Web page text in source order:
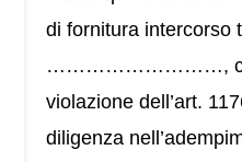
di fornitura
………………………,
violazione dell’art.
diligenza